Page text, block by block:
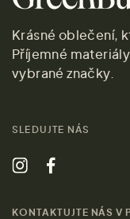
Krásné oblečení,
Příjemné
vybrané značky.
SLEDUJTE NÁS
KONTAKTUJTE NÁS V